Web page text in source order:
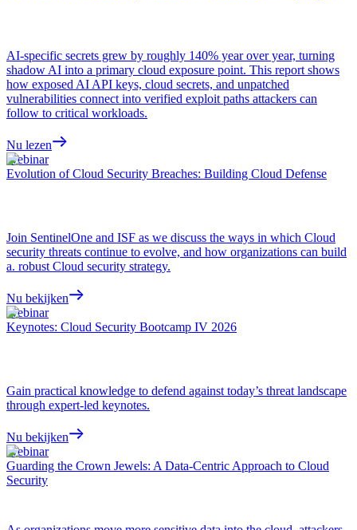
AI-specific secrets grew by roughly 140% year over year, turning
shadow AI into a primary cloud exposure point. This report shows
how exposed AI API keys, cloud secrets, and unpatched
vulnerabilities connect into verified exploit paths attackers can
follow to critical workloads.
Nu lezen
Webinar
Evolution of Cloud Security Breaches: Building Cloud Defense
Join SentinelOne and ISF as we discuss the ways in which Cloud
security threats continue to evolve, and how organizations can build
a. robust Cloud security strategy.
Nu bekijken
Webinar
Keynotes: Cloud Security Bootcamp IV 2026
Gain practical knowledge to defend against today’s threat landscape
through expert-led keynotes.
Nu bekijken
Webinar
Guarding the Crown Jewels: A Data-Centric Approach to Cloud
Security